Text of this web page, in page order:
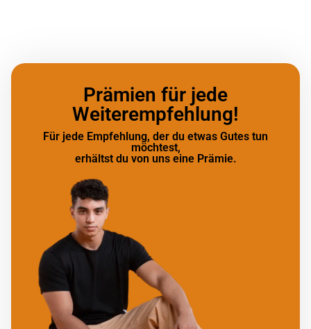
Prämien für jede
Weiterempfehlung!
Für jede Empfehlung, der du etwas Gutes tun
möchtest,
erhältst du von uns eine Prämie.